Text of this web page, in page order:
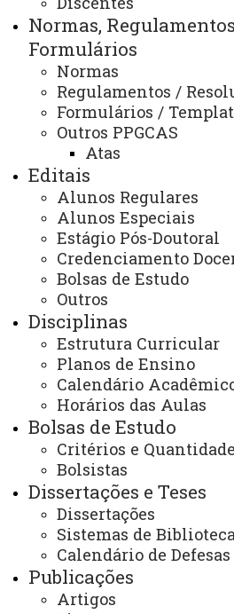
Normas,
Formulários
Normas
Regulamentos /
Formulários /
Outros PPGCAS
Atas
Editais
Alunos Regulares
Alunos Especiais
Estágio Pós-Doutoral
Credenciamento
Bolsas de Estudo
Outros
Disciplinas
Estrutura Curricular
Planos de Ensino
Calendário
Horários das Aulas
Bolsas de Estudo
Critérios e
Bolsistas
Dissertações e Teses
Dissertações
Sistemas de
Calendário de
Publicações
Artigos
Informações da CAPES:https://
legado.capes.gov.br/sucupira/
ATUALIZAÇÃO MAIS RECENTE:
ACESSOS: 636
(46) 3520-
Horário de
Segunda à
08:00 às
13:00 às
E-mail:
Você está aqui:Unioeste
PPGCAS - Pós Graduação em
Aplicadas á Saúde - Francisco
Programa
Avaliações CAPES
ACESSE
Acesso Restrito (Editores do Portal)
Arquivo Virtual